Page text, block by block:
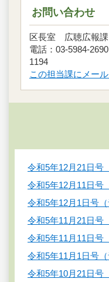
お問い合わせ
区長室 広聴広報
電話：03-5984-
1194
この担当課にメー
令和5年12月21日号
令和5年12月11日号
令和5年12月1日号（
令和5年11月21日号
令和5年11月11日号
令和5年11月1日号（
令和5年10月21日号